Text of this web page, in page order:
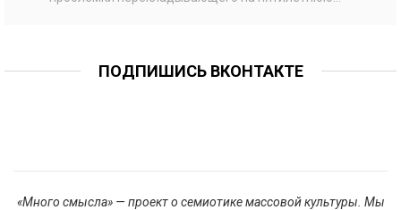
ПОДПИШИСЬ ВКОНТАКТЕ
«Много смысла» — проект о семиотике массовой культуры. Мы